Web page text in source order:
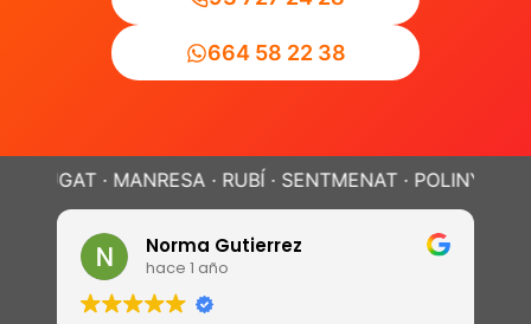
664 58 22 38
· MANRESA · RUBÍ · SENTMENAT · POLINYÀ ·SABADELL
Norma Gutierrez
hace 1 año